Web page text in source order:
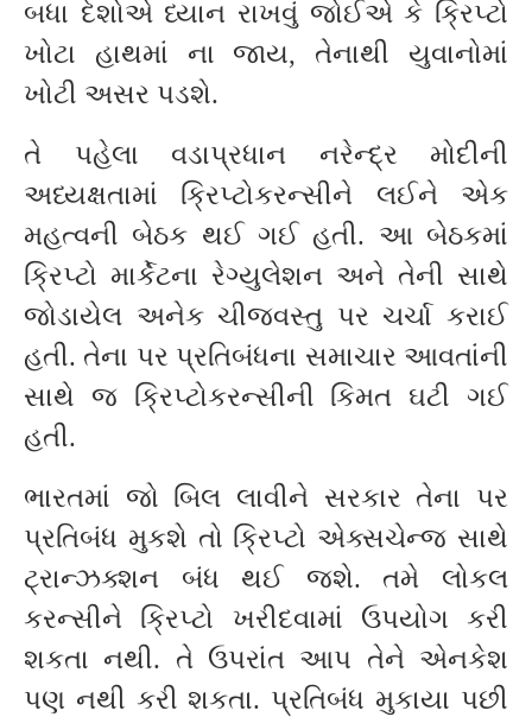
બધા દેશોએ ધ્યાન રાખવું જોઈએ કે ક્રિપ્ટો
ખોટા હાથમાં ના જાય, તેનાથી યુવાનોમાં
ખોટી અસર પડશે.
તે પહેલા વડાપ્રધાન નરેન્દ્ર મોદીની
અધ્યક્ષતામાં ક્રિપ્ટોકરન્સીને લઈને એક
મહત્વની બેઠક થઈ ગઈ હતી. આ બેઠકમાં
ક્રિપ્ટો માર્કેટના રેગ્યુલેશન અને તેની સાથે
જોડાયેલ અનેક ચીજવસ્તુ પર ચર્ચા કરાઈ
હતી. તેના પર પ્રતિબંધના સમાચાર આવતાંની
સાથે જ ક્રિપ્ટોકરન્સીની કિમત ઘટી ગઈ
હતી.
ભારતમાં જો બિલ લાવીને સરકાર તેના પર
પ્રતિબંધ મુકશે તો ક્રિપ્ટો એક્સચેન્જ સાથે
ટ્રાન્ઝક્શન બંધ થઈ જશે. તમે લોકલ
કરન્સીને ક્રિપ્ટો ખરીદવામાં ઉપયોગ કરી
શકતા નથી. તે ઉપરાંત આપ તેને એનકેશ
પણ નથી કરી શકતા. પ્રતિબંધ મુકાયા પછી